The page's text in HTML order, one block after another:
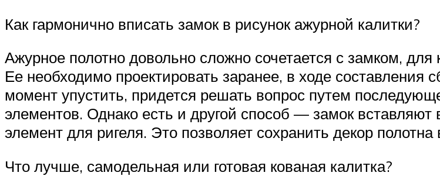
Как гармонично вписать замок в рисунок ажурной калитки?
Ажурное полотно довольно сложно сочетается с замком, для
Ее необходимо проектировать заранее, в ходе составления
момент упустить, придется решать вопрос путем
элементов. Однако есть и другой способ — замок вставляют
элемент для ригеля. Это позволяет сохранить декор полотна
Что лучше, самодельная или готовая кованая калитка?